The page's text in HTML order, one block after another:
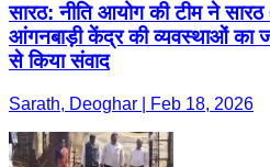
सारठ: नीति आयोग की टीम ने सारठ
आंगनबाड़ी केंद्र की व्यवस्थाओं का
से किया संवाद
Sarath, Deoghar | Feb 18, 2026